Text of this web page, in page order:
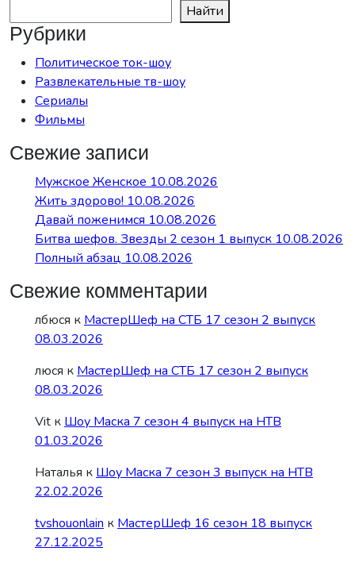
Найти
Рубрики
Политическое ток-шоу
Развлекательные тв-шоу
Сериалы
Фильмы
Свежие записи
Мужское Женское 10.08.2026
Жить здорово! 10.08.2026
Давай поженимся 10.08.2026
Битва шефов. Звезды 2 сезон 1 выпуск 10.08.2026
Полный абзац 10.08.2026
Свежие комментарии
лбюся к МастерШеф на СТБ 17 сезон 2 выпуск
08.03.2026
люся к МастерШеф на СТБ 17 сезон 2 выпуск
08.03.2026
Vit к Шоу Маска 7 сезон 4 выпуск на НТВ
01.03.2026
Наталья к Шоу Маска 7 сезон 3 выпуск на НТВ
22.02.2026
tvshouonlain к МастерШеф 16 сезон 18 выпуск
27.12.2025